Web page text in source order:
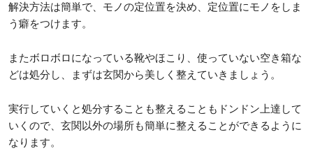
解決方法は簡単で、モノの定位置を決め、定位置にモノをしま
う癖をつけます。
またボロボロになっている靴やほこり、使っていない空き箱な
どは処分し、まずは玄関から美しく整えていきましょう。
実行していくと処分することも整えることもドンドン上達して
いくので、玄関以外の場所も簡単に整えることができるように
なります。